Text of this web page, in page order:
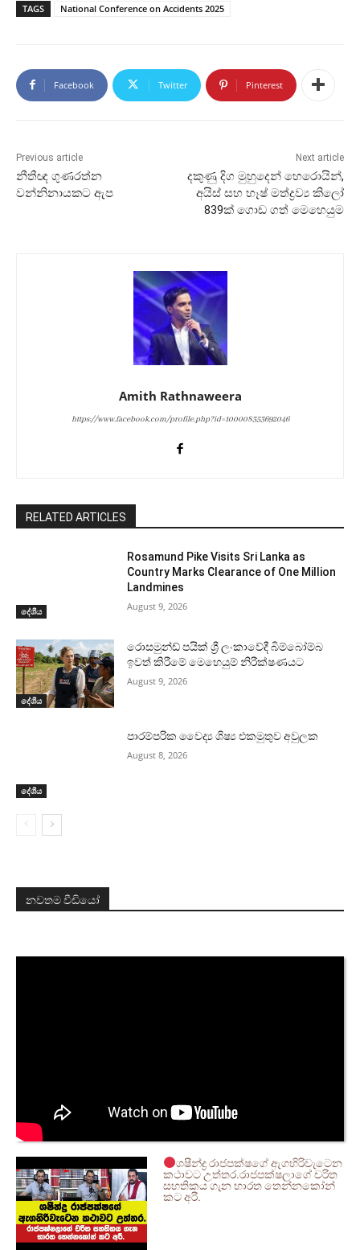
TAGS National Conference on Accidents 2025
Facebook Twitter Pinterest
Previous article
නීතීඥ ගුණරත්න
වන්නිනායකට ඇප
Next article
දකුණු දිග මුහුදෙන් හෙරොයින්,
අයිස් සහ හෑෂ් මත්ද්‍රව්‍ය කිලෝ
839ක් ගොඩ ගත් මෙහෙයුම
Amith Rathnaweera
https://www.facebook.com/profile.php?id=100008353692046
RELATED ARTICLES
දේශීය
Rosamund Pike Visits Sri Lanka as
Country Marks Clearance of One Million
Landmines
August 9, 2026
දේශීය
රොසමුන්ඩ් පයික් ශ්‍රී ලංකාවේදී බිම්බෝම්බ
ඉවත් කිරීමේ මෙහෙයුම් නිරීක්ෂණයට
August 9, 2026
දේශීය
පාරම්පරික වෛද්‍ය ශිෂ්‍ය එකමුතුව අවුලක
August 8, 2026
නවතම වීඩියෝ
ශෂීන්ද්‍ර රාජපක්ෂගේ ඇගහිරිවැටෙන
කථාවට උත්තර.රාජපක්ෂලාගේ චරිත
සහතිකය ගැන භාරත තෙන්නකෝන්
කට අරී.